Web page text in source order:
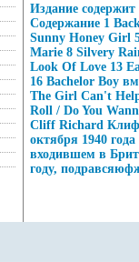
Издание
Содержание 1
Sunny Honey Girl
Marie 8 Silvery
Look Of Love 13
16 Bachelor Boy
The Girl Can't
Roll / Do You
Cliff Richard
октября 1940
входившем в
году,